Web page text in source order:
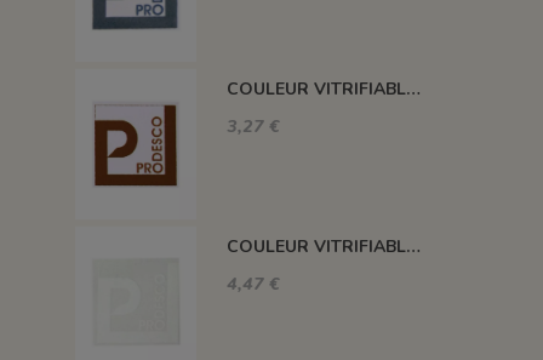
COULEUR VITRIFIABLE DÉCOR SANS PLOMB CHOCOLAT VA109
3,27 €
COULEUR VITRIFIABLE DÉCOR SANS PLOMB BLANC VA103
4,47 €